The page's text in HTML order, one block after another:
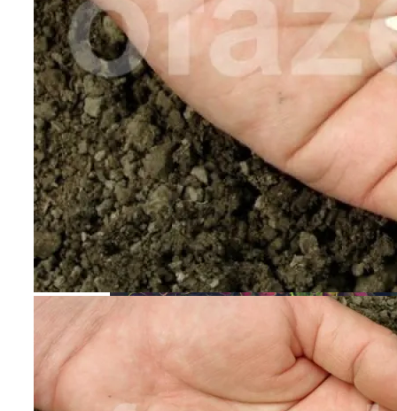
Чем Подкормить Лук
Быстрорастущий Живой Забор —
Выбираем Правильные Растения